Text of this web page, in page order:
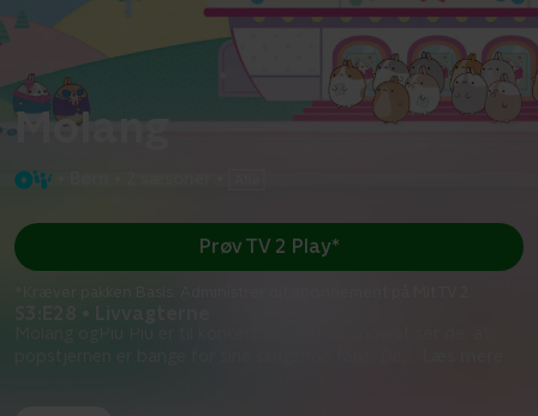
Molang
Prøv TV 2 Play*